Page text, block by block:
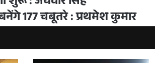
177 चबूतरे : प्रथमेश कुमार